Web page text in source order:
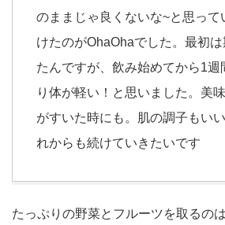
のままじゃ良くないな~と思って
けたのがOhaOhaでした。最初
たんですが、飲み始めてから1週
り体が軽い！と思いました。美
がすいた時にも。肌の調子もい
れからも続けていきたいです
たっぷりの野菜とフルーツを取るの